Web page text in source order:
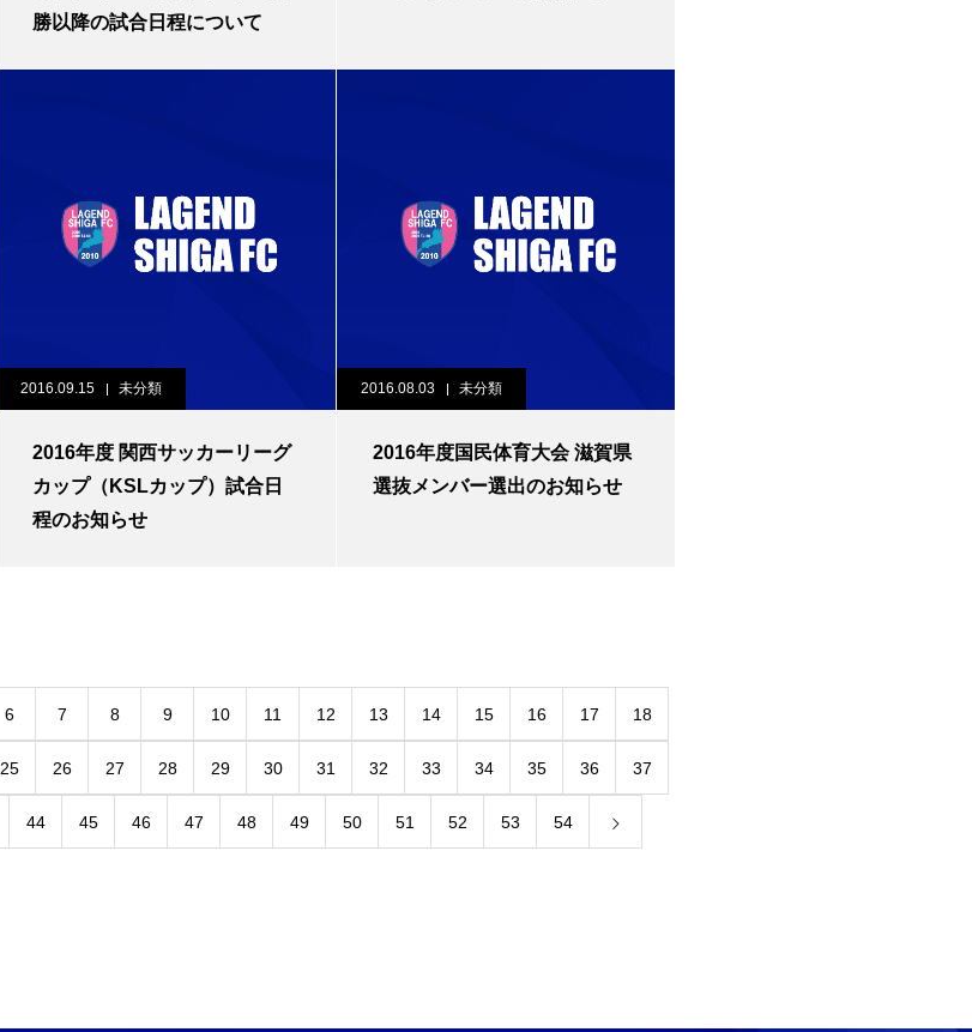
勝以降の試合日程について
2016.09.15 未分類
2016年度 関西サッカーリーグ
カップ（KSLカップ）試合日
程のお知らせ
2016.08.03 未分類
2016年度国民体育大会 滋賀県
選抜メンバー選出のお知らせ
6 7 8 9 10 11 12 13 14 15 16 17 18
25 26 27 28 29 30 31 32 33 34 35 36 37
44 45 46 47 48 49 50 51 52 53 54